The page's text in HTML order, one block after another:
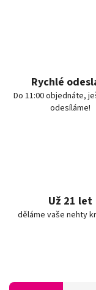
Rychlé
Do 11:00 objednáte,
odesíláme!
Už 21 let
děláme vaše nehty